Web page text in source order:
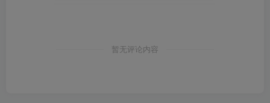
暂无评论内容